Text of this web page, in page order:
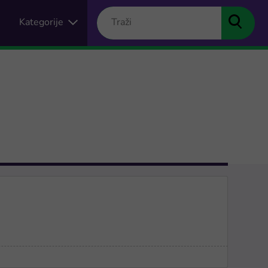
Kategorije